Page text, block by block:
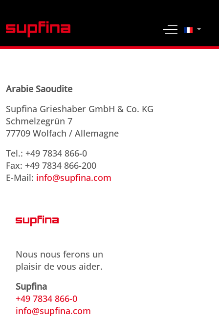
Off-Canvas
Arabie Saoudite
Supfina Grieshaber GmbH & Co. KG
Schmelzegrün 7
77709 Wolfach / Allemagne
Tel.: +49 7834 866-0
Fax: +49 7834 866-200
E-Mail: info@supfina.com
Nous nous ferons un
plaisir de vous aider.
Supfina
+49 7834 866-0
info@supfina.com